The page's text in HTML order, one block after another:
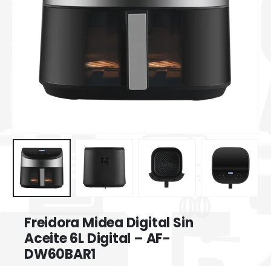
Freidora Midea Digital Sin
Aceite 6L Digital – AF-
DW60BAR1